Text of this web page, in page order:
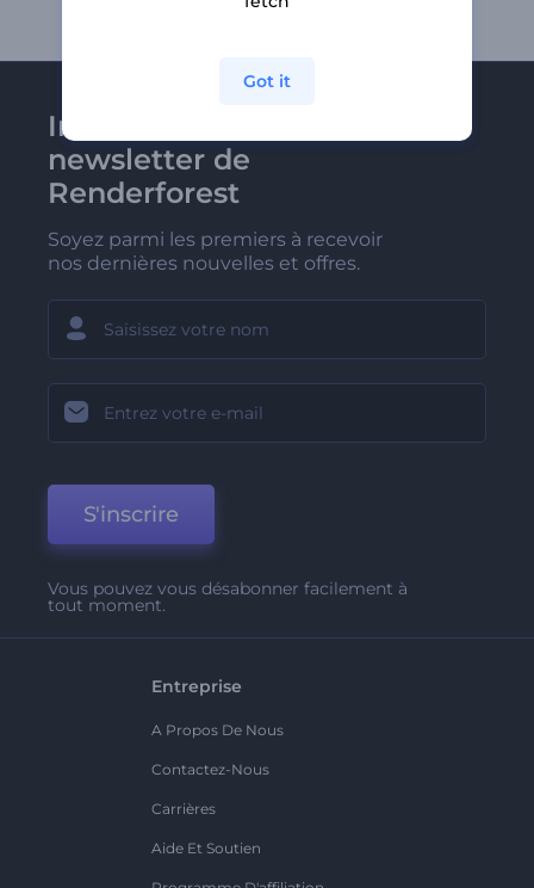
Inscrivez-vous à la
newsletter de
Renderforest
Soyez parmi les premiers à recevoir
nos dernières nouvelles et offres.
S'inscrire
Vous pouvez vous désabonner facilement à
tout moment.
Entreprise
A Propos De Nous
Contactez-Nous
Carrières
Aide Et Soutien
Got it